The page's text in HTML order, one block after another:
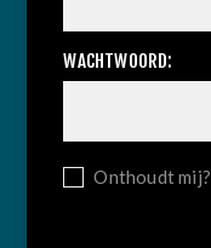
WACHTWOORD:
Onthoudt mij?